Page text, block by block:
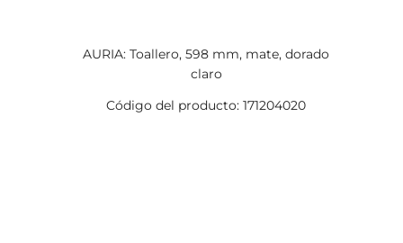
AURIA: Toallero, 598 mm, mate, dorado
claro
Código del producto: 171204020